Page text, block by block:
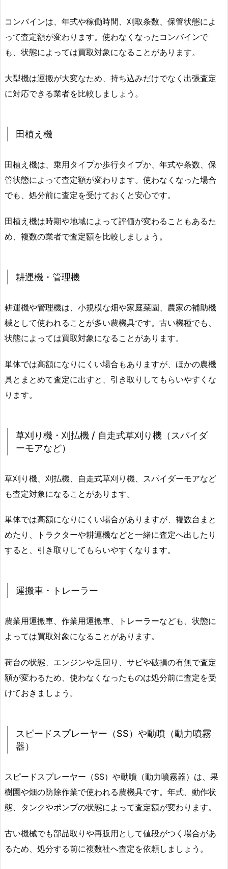
コンバインは、年式や稼働時間、刈取条数、保管状態によ
って査定額が変わります。使わなくなったコンバインで
も、状態によっては買取対象になることがあります。
大型機は運搬が大変なため、持ち込みだけでなく出張査定
に対応できる業者を比較しましょう。
田植え機
田植え機は、乗用タイプか歩行タイプか、年式や条数、保
管状態によって査定額が変わります。使わなくなった場合
でも、処分前に査定を受けておくと安心です。
田植え機は時期や地域によって評価が変わることもあるた
め、複数の業者で査定額を比較しましょう。
耕運機・管理機
耕運機や管理機は、小規模な畑や家庭菜園、農家の補助機
械として使われることが多い農機具です。古い機種でも、
状態によっては買取対象になることがあります。
単体では高額になりにくい場合もありますが、ほかの農機
具とまとめて査定に出すと、引き取りしてもらいやすくな
ります。
草刈り機・刈払機 / 自走式草刈り機（スパイダ
ーモアなど）
草刈り機、刈払機、自走式草刈り機、スパイダーモアなど
も査定対象になることがあります。
単体では高額になりにくい場合がありますが、複数台まと
めたり、トラクターや耕運機などと一緒に査定へ出したり
すると、引き取りしてもらいやすくなります。
運搬車・トレーラー
農業用運搬車、作業用運搬車、トレーラーなども、状態に
よっては買取対象になることがあります。
荷台の状態、エンジンや足回り、サビや破損の有無で査定
額が変わるため、使わなくなったものは処分前に査定を受
けておきましょう。
スピードスプレーヤー（SS）や動噴（動力噴霧
器）
スピードスプレーヤー（SS）や動噴（動力噴霧器）は、果
樹園や畑の防除作業で使われる農機具です。年式、動作状
態、タンクやポンプの状態によって査定額が変わります。
古い機械でも部品取りや再販用として値段がつく場合があ
るため、処分する前に複数社へ査定を依頼しましょう。